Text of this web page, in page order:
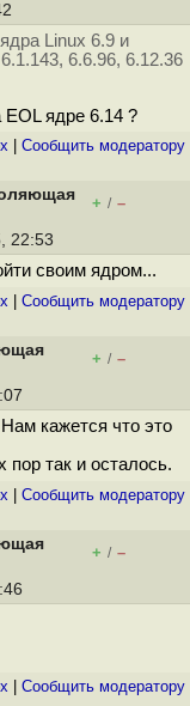
Linux 6.9 и
6.6.96, 6.12.36
EOL ядре 6.14 ?
Cообщить модератору
+ / –
22:53
своим ядром...
Cообщить модератору
+ / –
кажется что это
пор так и осталось.
Cообщить модератору
+ / –
Cообщить модератору